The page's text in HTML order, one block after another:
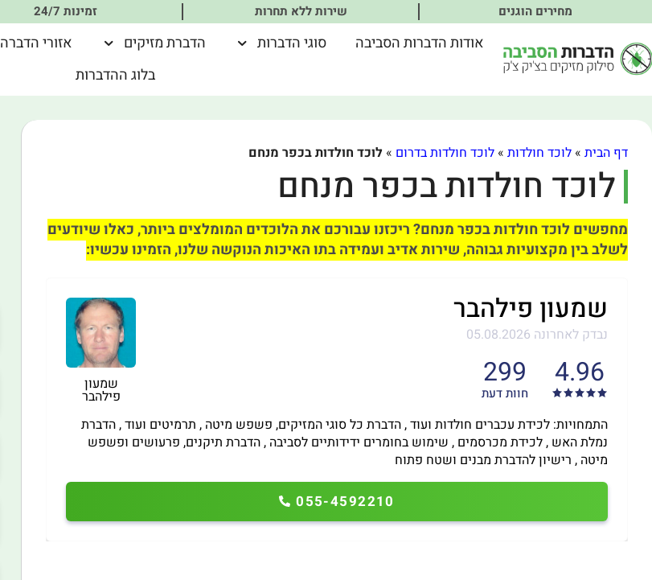
מחירים הוגנים שירות ללא תחרות זמינות 24/7
אודות הדברות הסביבה סוגי הדברות הדברת מזיקים אזורי הדברה
בלוג ההדברות
דף הבית »לוכד חולדות »לוכד חולדות בדרום »לוכד חולדות בכפר מנחם
לוכד חולדות בכפר מנחם
מחפשים לוכד חולדות בכפר מנחם? ריכזנו עבורכם את הלוכדים המומלצים ביותר, כאלו שיודעים
לשלב בין מקצועיות גבוהה, שירות אדיב ועמידה בתו האיכות הנוקשה שלנו, הזמינו עכשיו:
שמעון
פילהבר
שמעון פילהבר
נבדק לאחרונה 05.08.2026
4.96
299
חוות דעת
055-4592210
התמחויות: לכידת עכברים חולדות ועוד , הדברת כל סוגי המזיקים, פשפש מיטה , תרמיטים ועוד , הדברת
נמלת האש , לכידת מכרסמים , שימוש בחומרים ידידותיים לסביבה , הדברת תיקנים, פרעושים ופשפש
מיטה , רישיון להדברת מבנים ושטח פתוח